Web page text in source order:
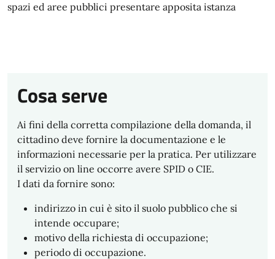
spazi ed aree pubblici presentare apposita istanza
Cosa serve
Ai fini della corretta compilazione della domanda, il
cittadino deve fornire la documentazione e le
informazioni necessarie per la pratica. Per utilizzare
il servizio on line occorre avere SPID o CIE.
I dati da fornire sono:
indirizzo in cui è sito il suolo pubblico che si
intende occupare;
motivo della richiesta di occupazione;
periodo di occupazione.